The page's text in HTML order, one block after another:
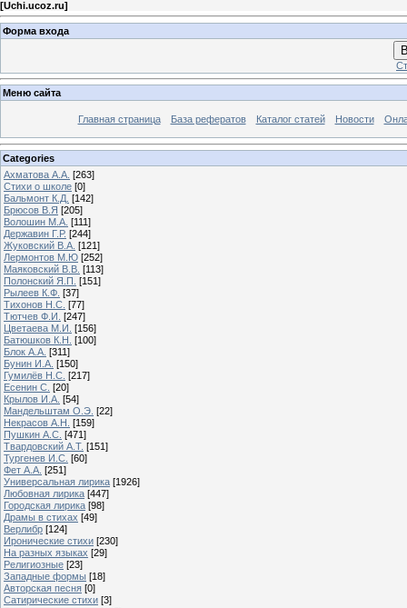
[Uchi.ucoz.ru]
Форма входа
Меню сайта
Главная страница База рефератов Каталог статей Новости
Categories
Ахматова А.А. [263]
Стихи о школе [0]
Бальмонт К.Д. [142]
Брюсов В.Я [205]
Волошин М.А. [111]
Державин Г.Р. [244]
Жуковский В.А. [121]
Лермонтов М.Ю [252]
Маяковский В.В. [113]
Полонский Я.П. [151]
Рылеев К.Ф. [37]
Тихонов Н.С. [77]
Тютчев Ф.И. [247]
Цветаева М.И. [156]
Батюшков К.Н. [100]
Блок А.А. [311]
Бунин И.А. [150]
Гумилёв Н.С. [217]
Есенин С. [20]
Крылов И.А. [54]
Мандельштам О.Э. [22]
Некрасов А.Н. [159]
Пушкин А.С. [471]
Твардовский А.Т. [151]
Тургенев И.С. [60]
Фет А.А. [251]
Универсальная лирика [1926]
Любовная лирика [447]
Городская лирика [98]
Драмы в стихах [49]
Верлибр [124]
Иронические стихи [230]
На разных языках [29]
Религиозные [23]
Западные формы [18]
Авторская песня [0]
Сатирические стихи [3]